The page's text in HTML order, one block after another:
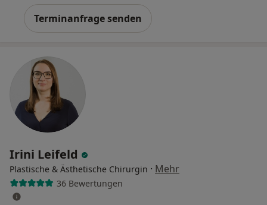
Terminanfrage senden
Irini Leifeld
Plastische & Ästhetische Chirurgin · Mehr
36 Bewertungen